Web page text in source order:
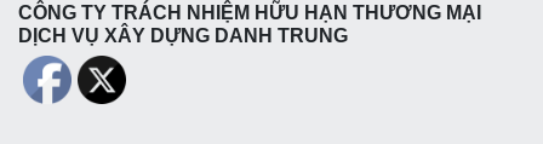
CÔNG TY TRÁCH NHIỆM HỮU HẠN THƯƠNG MẠI
DỊCH VỤ XÂY DỰNG DANH TRUNG